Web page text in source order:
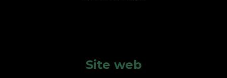
Site web